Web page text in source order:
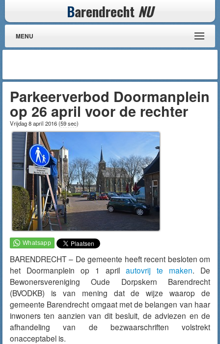
Barendrecht NU
MENU
Parkeerverbod Doormanplein
op 26 april voor de rechter
Vrijdag 8 april 2016(59 sec)
BARENDRECHT – De gemeente heeft recent besloten om
het Doormanplein op 1 april autovrij te maken. De
Bewonersvereniging Oude Dorpskern Barendrecht
(BVODKB) is van mening dat de wijze waarop de
gemeente Barendrecht omgaat met de belangen van haar
inwoners ten aanzien van dit besluit, de adviezen en de
afhandeling van de bezwaarschriften volstrekt
onacceptabel is.